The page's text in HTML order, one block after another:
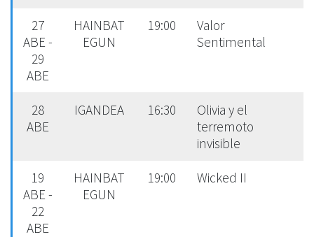
27
ABE -
29
ABE
HAINBAT
EGUN
19:00
Valor
Sentimental
28
ABE
IGANDEA 16:30
Olivia y el
terremoto
invisible
19
ABE -
22
ABE
HAINBAT
EGUN
19:00 Wicked II